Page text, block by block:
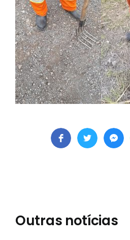
Outras notícias